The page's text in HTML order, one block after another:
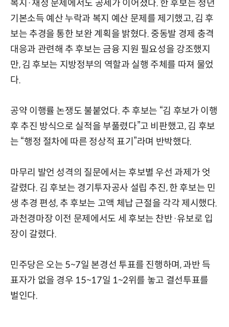
복지·재정 문제에서도 공세가 이어졌다. 한 후보는 청년
기본소득 예산 누락과 복지 예산 문제를 제기했고, 김 후
보는 추경을 통한 보완 계획을 밝혔다. 중동발 경제 충격
대응과 관련해 추 후보는 금융 지원 필요성을 강조했지
만, 김 후보는 지방정부의 역할과 실행 주체를 따져 물었
다.
공약 이행률 논쟁도 불붙었다. 추 후보는 “김 후보가 이행
후 추진 방식으로 실적을 부풀렸다”고 비판했고, 김 후보
는 “행정 절차에 따른 정상적 표기”라며 반박했다.
마무리 발언 성격의 질문에서는 후보별 우선 과제가 엇
갈렸다. 김 후보는 경기투자공사 설립 추진, 한 후보는 민
생 추경 편성, 추 후보는 고액 체납 근절을 각각 제시했다.
과천경마장 이전 문제에서도 세 후보는 찬반·유보로 입
장이 갈렸다.
민주당은 오는 5~7일 본경선 투표를 진행하며, 과반 득
표자가 없을 경우 15~17일 1~2위를 놓고 결선투표를
벌인다.